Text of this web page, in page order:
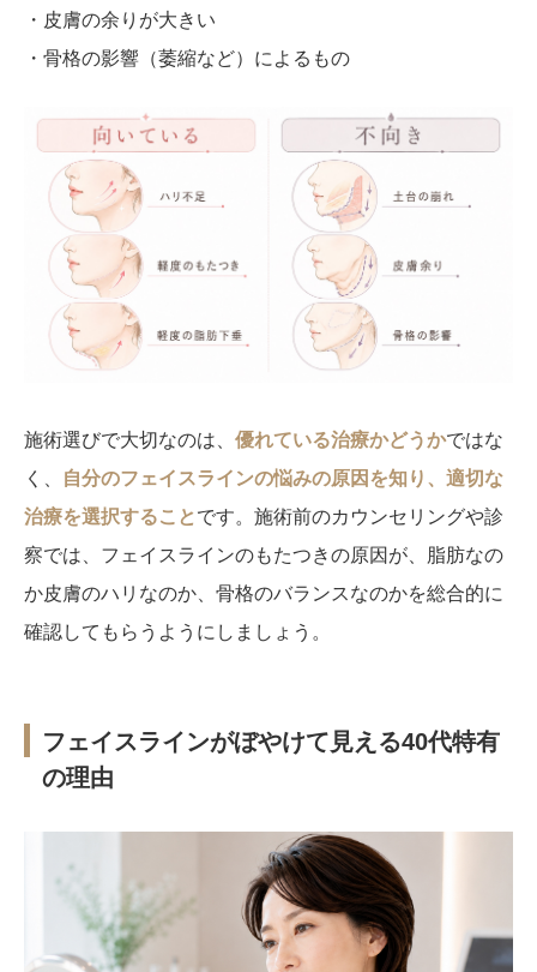
・皮膚の余りが大きい
・骨格の影響（萎縮など）によるもの
施術選びで大切なのは、 優れている治療かどうかではな
く、
自分のフェイスラインの悩みの原因を知り、適切な
治療を選択することです。施術前のカウンセリングや診
察では、フェイスラインのもたつきの原因が、脂肪なの
か皮膚のハリなのか、骨格のバランスなのかを総合的に
確認してもらうようにしましょう。
フェイスラインがぼやけて見える40代特有
の理由